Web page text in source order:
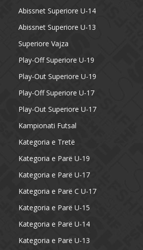
Abissnet Superiore U-14
Abissnet Superiore U-13
Superiore Vajza
Play-Off Superiore U-19
Play-Out Superiore U-19
Play-Off Superiore U-17
Play-Out Superiore U-17
Kampionati Futsal
Kategoria e Tretë
Kategoria e Parë U-19
Kategoria e Parë U-17
Kategoria e Parë C U-17
Kategoria e Parë U-15
Kategoria e Parë U-14
Kategoria e Parë U-13